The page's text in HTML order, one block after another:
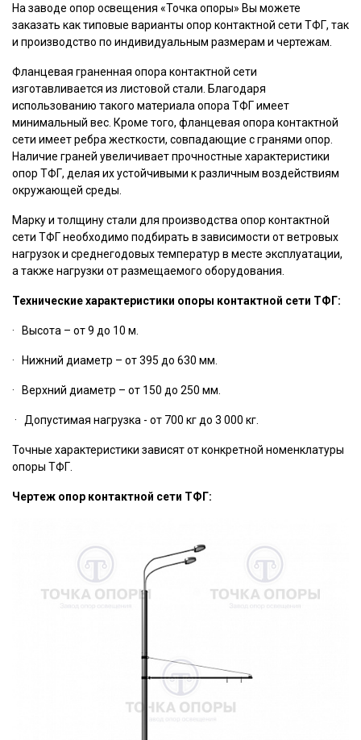
На заводе опор освещения «Точка опоры» Вы можете
заказать как типовые варианты опор контактной сети ТФГ, так
и производство по индивидуальным размерам и чертежам.
Фланцевая граненная опора контактной сети
изготавливается из листовой стали. Благодаря
использованию такого материала опора ТФГ имеет
минимальный вес. Кроме того, фланцевая опора контактной
сети имеет ребра жесткости, совпадающие с гранями опор.
Наличие граней увеличивает прочностные характеристики
опор ТФГ, делая их устойчивыми к различным воздействиям
окружающей среды.
Марку и толщину стали для производства опор контактной
сети ТФГ необходимо подбирать в зависимости от ветровых
нагрузок и среднегодовых температур в месте эксплуатации,
а также нагрузки от размещаемого оборудования.
Технические характеристики опоры контактной сети ТФГ:
· Высота – от 9 до 10 м.
· Нижний диаметр – от 395 до 630 мм.
· Верхний диаметр – от 150 до 250 мм.
· Допустимая нагрузка - от 700 кг до 3 000 кг.
Точные характеристики зависят от конкретной номенклатуры
опоры ТФГ.
Чертеж опор контактной сети ТФГ: